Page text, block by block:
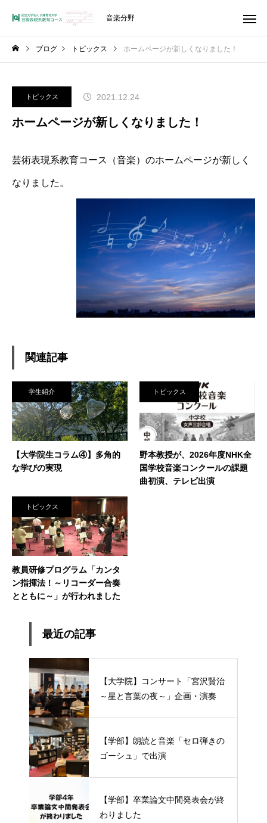
音楽分野
ブログ トピックス ホームページが新しくなりました！
トピックス 2021.12.24
ホームページが新しくなりました！
芸術表現系教育コース（音楽）のホームページが新しく
なりました。
関連記事
学生紹介
【大学院生コラム④】多角的
な学びの実現
トピックス
野本教授が、2026年度NHK全
国学校音楽コンクールの課題
曲初演、テレビ出演
トピックス
教員研修プログラム「カンタ
ン指揮法！～リコーダー合奏
とともに～」が行われました
最近の記事
【大学院】コンサート「宮沢賢治
～星と言葉の夜～」企画・演奏
【学部】朗読と音楽「セロ弾きの
ゴーシュ」で出演
【学部】卒業論文中間発表会が終
わりました